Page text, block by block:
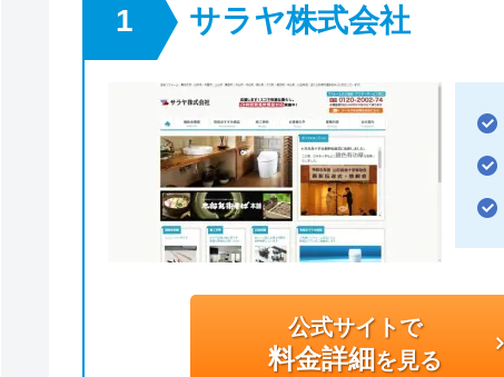
サラヤ株式会社
公式サイトで
料金詳細を見る